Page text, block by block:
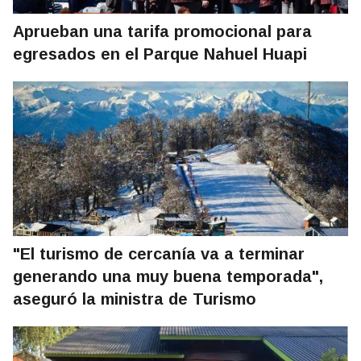
Aprueban una tarifa promocional para
egresados en el Parque Nahuel Huapi
"El turismo de cercanía va a terminar
generando una muy buena temporada",
aseguró la ministra de Turismo